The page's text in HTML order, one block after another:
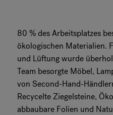
80 % des Arbeitsplatzes
ökologischen Materialien.
und Lüftung wurde
Team besorgte Möbel,
von Second-Hand-
Recycelte Ziegelsteine,
abbaubare Folien und